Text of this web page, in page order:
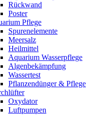
Rückwand
Poster
Pflege
Spurenelemente
Meersalz
Heilmittel
Aquarium Wasserpflege
Algenbekämpfung
Wassertest
Pflanzendünger & Pflege
Oxydator
Luftpumpen